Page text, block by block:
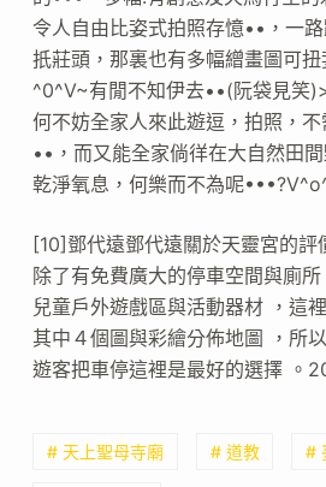
令人自由比姿式拍照存憶••，一
扺莊頭，那裏也有多幅繒畫圖可扭
^0^V~有閒不知伊去••(阮袋見笑
何不妨全家人來此遊逗，拍照，
••，而又能全家倘徉在大自然田
乾淨氧息，何樂而不為呢
[10]鄧代遠鄧代遠關於天靈宮的評
除了有免費廣大的停車空間與廁
兒童戶外遊戲區與活動器材 ，這
其中４個圖與彩繪分佈地圖 ，所
遊客把車停這裡是最好的選擇 。
# 天上聖母寺廟 # 道教 #